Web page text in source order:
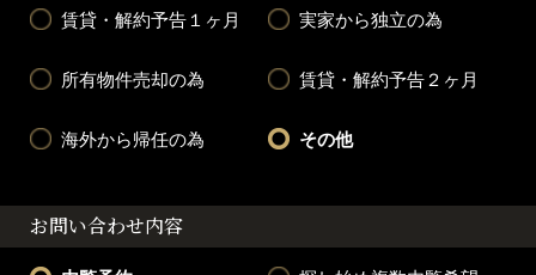
賃貸・解約予告１ヶ月 実家から独立の為
所有物件売却の為 賃貸・解約予告２ヶ月
海外から帰任の為 その他
お問い合わせ内容